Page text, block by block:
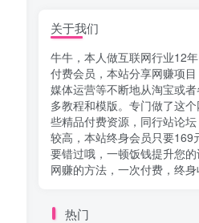
关于我们
牛牛，本人做互联网行业12
付费会员，本站分享网赚项
媒体运营等不断地从淘宝或
多教程和模版。专门做了这
些精品付费资源，同行站论
较高，本站终身会员只要169
要错过哦，一顿饭钱提升您
网赚的方法，一次付费，终身
热门